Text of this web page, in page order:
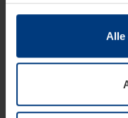
hun diensten hebben
Juridisch hebben wij
van deze pagina's
soorten cookies is
toestemming kunt u
Alle